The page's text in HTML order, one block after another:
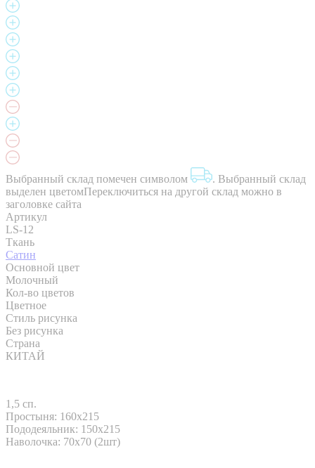
Выбранный склад помечен символом . Выбранный склад
выделен цветомПереключиться на другой склад можно в
заголовке сайта
Артикул
LS-12
Ткань
Сатин
Основной цвет
Молочный
Кол-во цветов
Цветное
Стиль рисунка
Без рисунка
Страна
КИТАЙ
1,5 сп.
Простыня: 160x215
Пододеяльник: 150x215
Наволочка: 70х70 (2шт)